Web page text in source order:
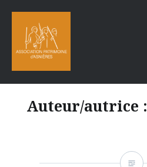
contenu
Auteur/autrice :